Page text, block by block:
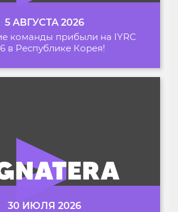
5 АВГУСТА 2026
команды прибыли на IYRC
в Республике Корея!
30 ИЮЛЯ 2026